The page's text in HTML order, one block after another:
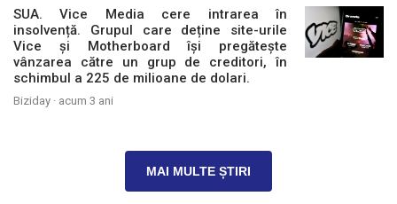
SUA. Vice Media cere intrarea în
insolvență. Grupul care deține site-urile
Vice și Motherboard își pregătește
vânzarea către un grup de creditori, în
schimbul a 225 de milioane de dolari.
Biziday · acum 3 ani
MAI MULTE ȘTIRI